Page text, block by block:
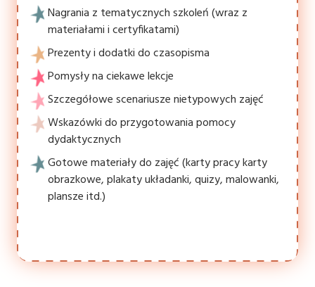
Nagrania z tematycznych szkoleń (wraz z
materiałami i certyfikatami)
Prezenty i dodatki do czasopisma
Pomysły na ciekawe lekcje
Szczegółowe scenariusze nietypowych zajęć
Wskazówki do przygotowania pomocy
dydaktycznych
Gotowe materiały do zajęć (karty pracy karty
obrazkowe, plakaty układanki, quizy, malowanki,
plansze itd.)